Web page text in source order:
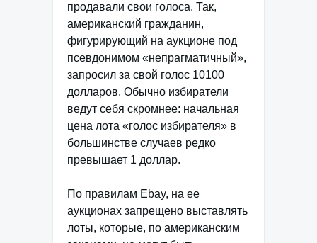
продавали свои голоса. Так,
американский гражданин,
фигурирующий на аукционе под
псевдонимом «непрагматичный»,
запросил за свой голос 10100
долларов. Обычно избиратели
ведут себя скромнее: начальная
цена лота «голос избирателя» в
большинстве случаев редко
превышает 1 доллар.
По правилам Ebay, на ее
аукционах запрещено выставлять
лоты, которые, по американским